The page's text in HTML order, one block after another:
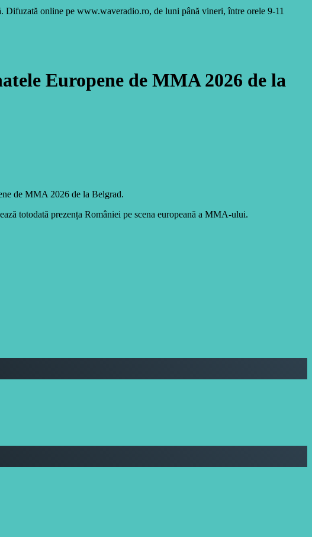
online pe www.waveradio.ro, de luni până vineri, între orele 9-11
Europene de MMA 2026 de la
de MMA 2026 de la Belgrad.
totodată prezența României pe scena europeană a MMA-ului.